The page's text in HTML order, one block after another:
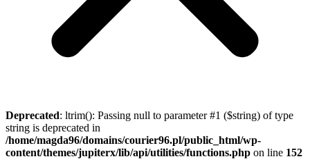
Deprecated: ltrim(): Passing null to parameter #1 ($string) of type
string is deprecated in
/home/magda96/domains/courier96.pl/public_html/wp-
content/themes/jupiterx/lib/api/utilities/functions.php on line 152